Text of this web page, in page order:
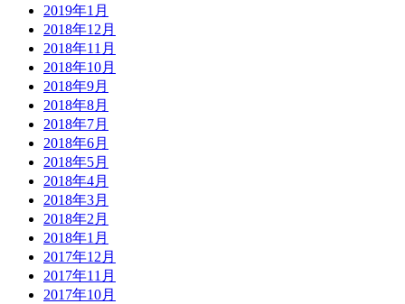
2019年1月
2018年12月
2018年11月
2018年10月
2018年9月
2018年8月
2018年7月
2018年6月
2018年5月
2018年4月
2018年3月
2018年2月
2018年1月
2017年12月
2017年11月
2017年10月